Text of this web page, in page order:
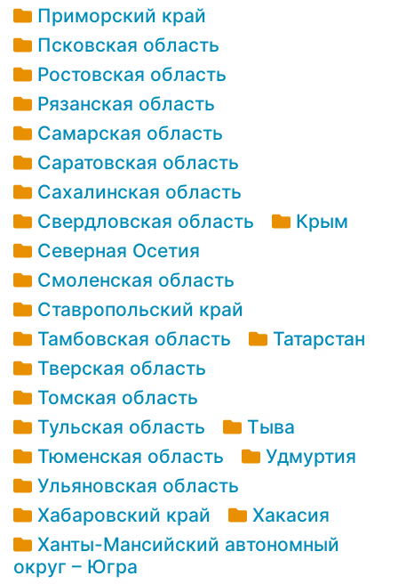
Приморский край
Псковская область
Ростовская область
Рязанская область
Самарская область
Саратовская область
Сахалинская область
Свердловская область
Крым
Северная Осетия
Смоленская область
Ставропольский край
Тамбовская область
Татарстан
Тверская область
Томская область
Тульская область
Тыва
Тюменская область
Удмуртия
Ульяновская область
Хабаровский край
Хакасия
Ханты-Мансийский автономный
округ – Югра